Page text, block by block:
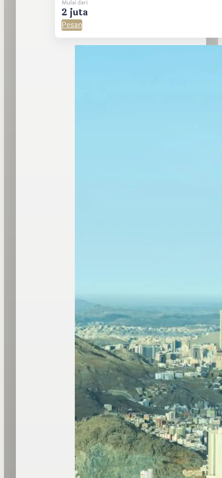
Mulai dari
2 juta
Pesan